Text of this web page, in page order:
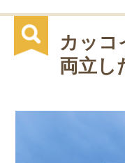
カッコ
両立し